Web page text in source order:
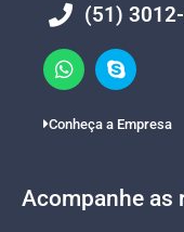
(51)
Conheça a Empresa
Acompanhe as